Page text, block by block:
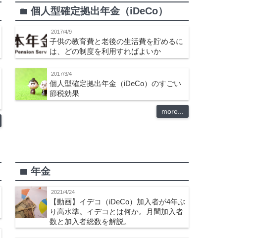
folder 個人型確定拠出年金（iDeCo）
2017/4/9
子供の教育費と老後の生活費を貯めるに
は、どの制度を利用すればよいか
2017/3/4
個人型確定拠出年金（iDeCo）のすごい
節税効果
more...
folder 年金
2021/4/24
【動画】イデコ（iDeCo）加入者が4年ぶ
り高水準。イデコとは何か。月間加入者
数と加入者総数を解説。